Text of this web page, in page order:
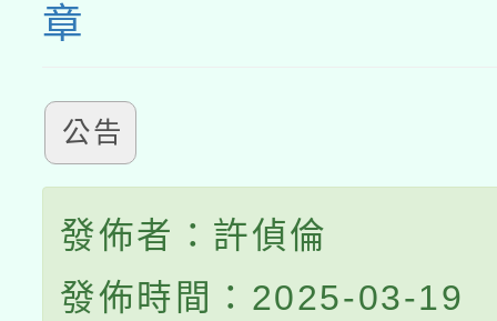
章
公告
發佈者：許偵倫
發佈時間：2025-03-19